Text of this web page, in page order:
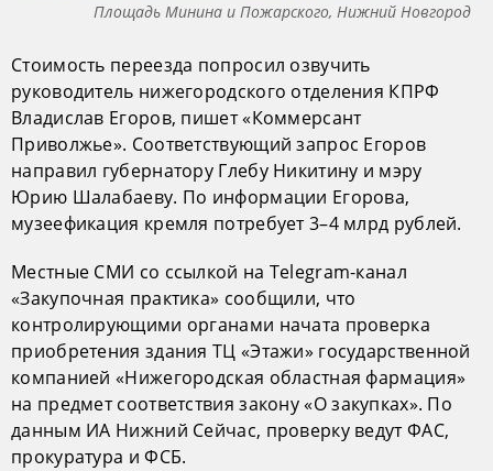
Площадь Минина и Пожарского, Нижний Новгород
Стоимость переезда попросил озвучить
руководитель нижегородского отделения КПРФ
Владислав Егоров, пишет «Коммерсант
Приволжье». Соответствующий запрос Егоров
направил губернатору Глебу Никитину и мэру
Юрию Шалабаеву. По информации Егорова,
музеефикация кремля потребует 3–4 млрд рублей.
Местные СМИ со ссылкой на Telegram-канал
«Закупочная практика» сообщили, что
контролирующими органами начата проверка
приобретения здания ТЦ «Этажи» государственной
компанией «Нижегородская областная фармация»
на предмет соответствия закону «О закупках». По
данным ИА Нижний Сейчас, проверку ведут ФАС,
прокуратура и ФСБ.